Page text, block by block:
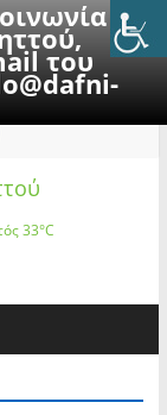
με
του
33°C